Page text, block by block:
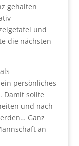
gehalten
und
die nächsten
persönliches
Damit sollte
und nach
Ganz
an